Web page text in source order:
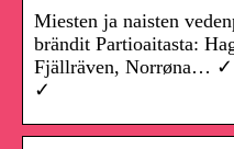
Miesten ja naisten
brändit Partioaitasta:
Fjällräven, Norrøna… ✓
✓